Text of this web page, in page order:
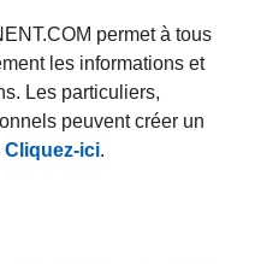
permet à tous
les informations et
Les particuliers,
peuvent créer un
Cliquez-ici.